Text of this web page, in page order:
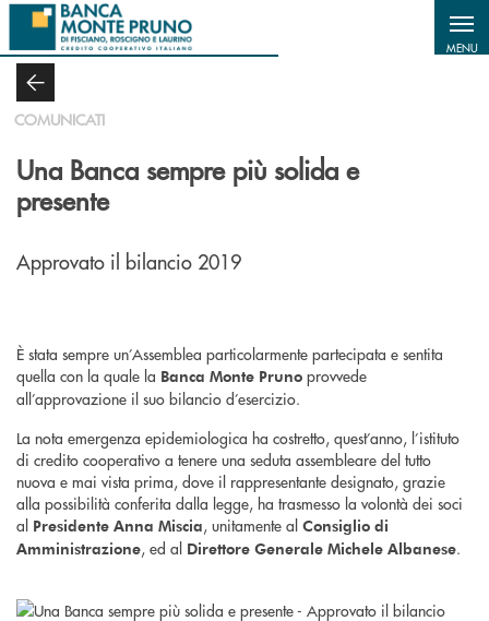
Salta al contenuto principale
MENU
COMUNICATI
Una Banca sempre più solida e
presente
Approvato il bilancio 2019
È stata sempre un’Assemblea particolarmente partecipata e sentita
quella con la quale la Banca Monte Pruno provvede
all’approvazione il suo bilancio d’esercizio.
La nota emergenza epidemiologica ha costretto, quest’anno, l’istituto
di credito cooperativo a tenere una seduta assembleare del tutto
nuova e mai vista prima, dove il rappresentante designato, grazie
alla possibilità conferita dalla legge, ha trasmesso la volontà dei soci
al Presidente Anna Miscia, unitamente al Consiglio di
Amministrazione, ed al Direttore Generale Michele Albanese.